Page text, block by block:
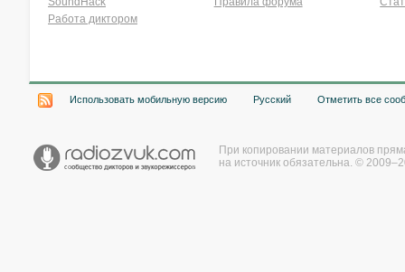
Работа диктором
Использовать мобильную версию Русский Отметить все
При копировании материалов
на источник обязательна. ©